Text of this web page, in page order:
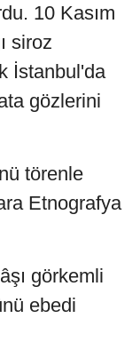
10 Kasım
siroz
İstanbul'da
gözlerini
törenle
Etnografya
görkemli
ebedi